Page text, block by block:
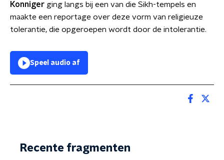
Konniger ging langs bij een van die Sikh-tempels en
maakte een reportage over deze vorm van religieuze
tolerantie, die opgeroepen wordt door de intolerantie.
Speel audio af
Recente fragmenten